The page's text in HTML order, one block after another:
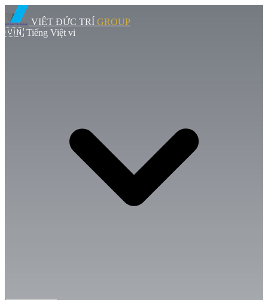
VIỆT ĐỨC TRÍ GROUP
🇻🇳 Tiếng Việt vi